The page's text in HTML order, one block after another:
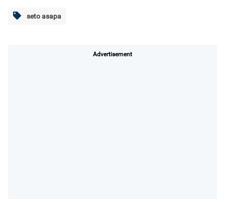
seto asapa
Advertisement